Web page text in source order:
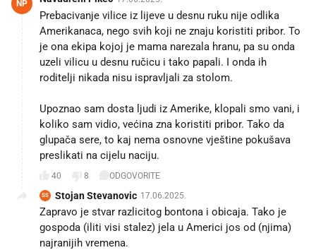
NP
Prebacivanje vilice iz lijeve u desnu ruku nije odlika
Amerikanaca, nego svih koji ne znaju koristiti pribor. To
je ona ekipa kojoj je mama narezala hranu, pa su onda
uzeli vilicu u desnu ručicu i tako papali. I onda ih
roditelji nikada nisu ispravljali za stolom.
Upoznao sam dosta ljudi iz Amerike, klopali smo vani, i
koliko sam vidio, većina zna koristiti pribor. Tako da
glupača sere, to kaj nema osnovne vještine pokušava
preslikati na cijelu naciju.
40 8 ODGOVORITE
SS Stojan Stevanovic 17.06.2025.
Zapravo je stvar razlicitog bontona i obicaja. Tako je
gospoda (iliti visi stalez) jela u Americi jos od (njima)
najranijih vremena.